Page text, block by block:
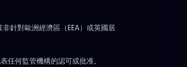
非針對歐洲經濟區（EEA）或英國居
何監管機構的認可或批准。